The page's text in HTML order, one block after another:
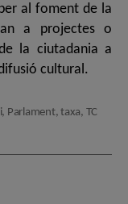
al foment de la
a projectes o
la ciutadania a
cultural.
, Parlament,taxa, TC